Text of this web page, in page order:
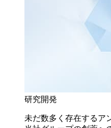
研究開発
未だ数多く存在するア